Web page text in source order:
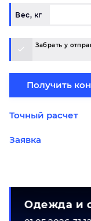
Вес, кг
Забрать у
Получить
Точный расчет
Заявка
Одежда и